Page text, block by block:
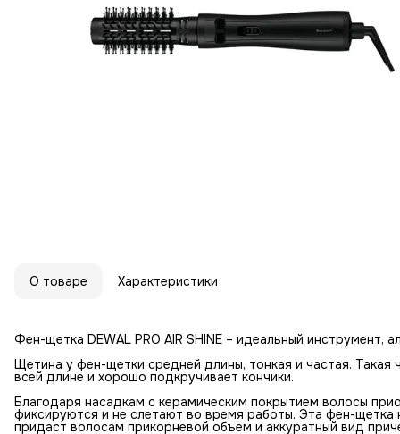
О товаре Характеристики
Фен-щетка DEWAL PRO AIR SHINE – идеальный инструмент,
Щетина у фен-щетки средней длины, тонкая и частая. Такая
всей длине и хорошо подкручивает кончики.
Благодаря насадкам с керамическим покрытием волосы
фиксируются и не слетают во время работы. Эта фен-щетка
придаст волосам прикорневой объем и аккуратный вид